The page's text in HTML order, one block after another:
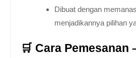
Dibuat dengan
menjadikannya pilihan
🛒 Cara Pemesanan